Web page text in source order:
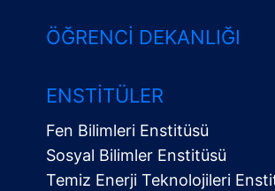
ÖĞRENCI DEKANLIĞI
ENSTITÜLER
Fen Bilimleri Enstitüsü
Sosyal Bilimler Enstitüsü
Temiz Enerji Teknolojileri